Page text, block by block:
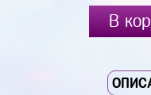
В